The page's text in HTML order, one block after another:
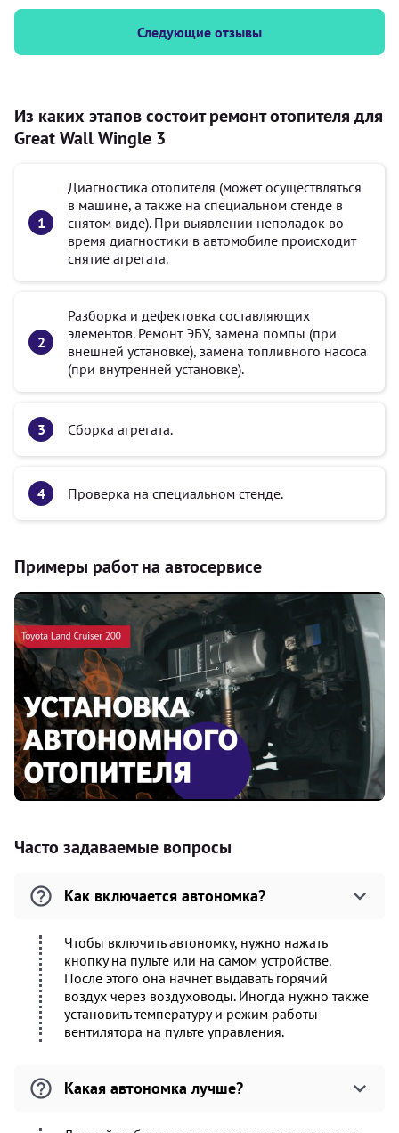
Следующие отзывы
Из каких этапов состоит ремонт отопителя для
Great Wall Wingle 3
Диагностика отопителя (может осуществляться
в машине, а также на специальном стенде в
снятом виде). При выявлении неполадок во
время диагностики в автомобиле происходит
снятие агрегата.
Разборка и дефектовка составляющих
элементов. Ремонт ЭБУ, замена помпы (при
внешней установке), замена топливного насоса
(при внутренней установке).
Сборка агрегата.
Проверка на специальном стенде.
Примеры работ на автосервисе
Часто задаваемые вопросы
Как включается автономка?
Чтобы включить автономку, нужно нажать
кнопку на пульте или на самом устройстве.
После этого она начнет выдавать горячий
воздух через воздуховоды. Иногда нужно также
установить температуру и режим работы
вентилятора на пульте управления.
Какая автономка лучше?